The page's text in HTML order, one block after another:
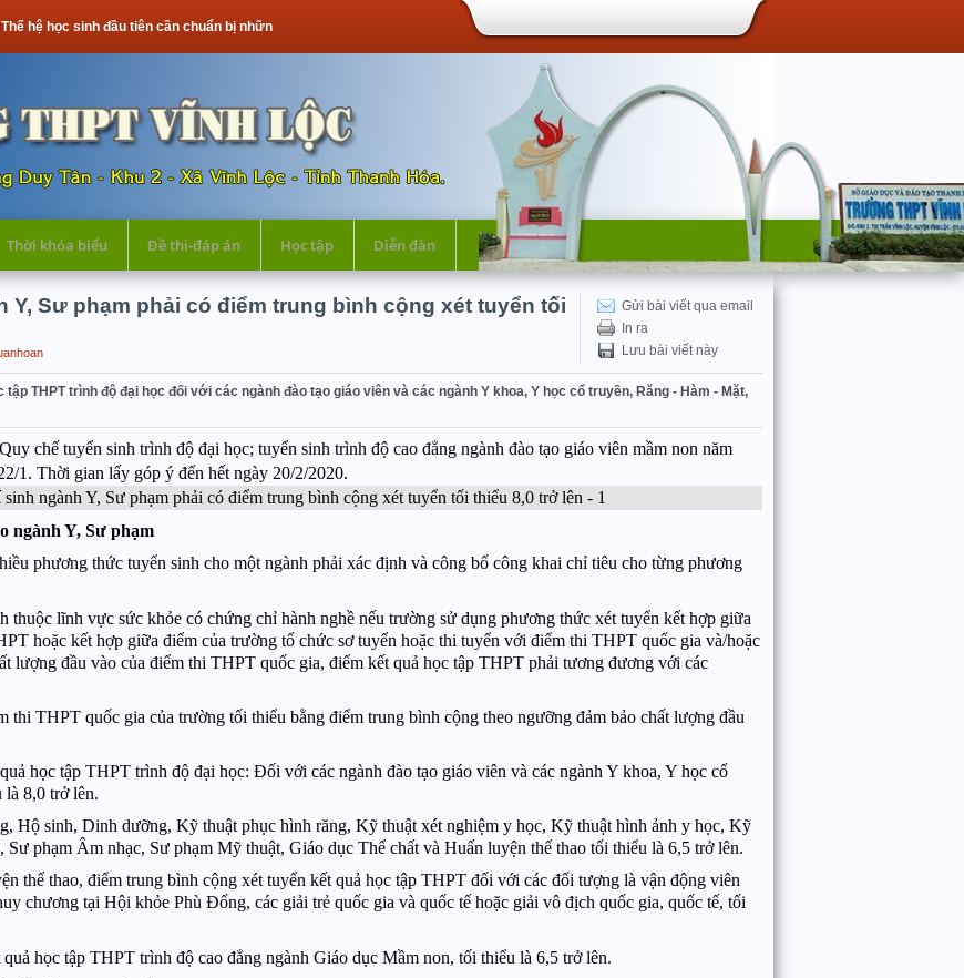
sinh đầu tiên cần chuẩn bị những gì?
Thời khóa biểu Đề thi-đáp án Học tập Diễn đàn
Gửi bài viết qua email
In ra
Lưu bài viết này
Y, Sư phạm phải có điểm trung bình cộng xét tuyển tối
THPT trình độ đại học đối với các ngành đào tạo giáo viên và các ngành Y khoa, Y học cổ truyền, Răng - Hàm - Mặt,
chế tuyển sinh trình độ đại học; tuyển sinh trình độ cao đẳng ngành đào tạo giáo viên mầm non năm
1. Thời gian lấy góp ý đến hết ngày 20/2/2020.
ngành Y, Sư phạm
phương thức tuyển sinh cho một ngành phải xác định và công bố công khai chỉ tiêu cho từng phương
thuộc lĩnh vực sức khỏe có chứng chỉ hành nghề nếu trường sử dụng phương thức xét tuyển kết hợp giữa
hoặc kết hợp giữa điểm của trường tổ chức sơ tuyển hoặc thi tuyển với điểm thi THPT quốc gia và/hoặc
lượng đầu vào của điểm thi THPT quốc gia, điểm kết quả học tập THPT phải tương đương với các
THPT quốc gia của trường tối thiểu bằng điểm trung bình cộng theo ngưỡng đảm bảo chất lượng đầu
học tập THPT trình độ đại học: Đối với các ngành đào tạo giáo viên và các ngành Y khoa, Y học cổ
8,0 trở lên.
Hộ sinh, Dinh dưỡng, Kỹ thuật phục hình răng, Kỹ thuật xét nghiệm y học, Kỹ thuật hình ảnh y học, Kỹ
phạm Âm nhạc, Sư phạm Mỹ thuật, Giáo dục Thể chất và Huấn luyện thể thao tối thiểu là 6,5 trở lên.
thể thao, điểm trung bình cộng xét tuyển kết quả học tập THPT đối với các đối tượng là vận động viên
chương tại Hội khỏe Phù Đổng, các giải trẻ quốc gia và quốc tế hoặc giải vô địch quốc gia, quốc tế, tối
học tập THPT trình độ cao đẳng ngành Giáo dục Mầm non, tối thiểu là 6,5 trở lên.